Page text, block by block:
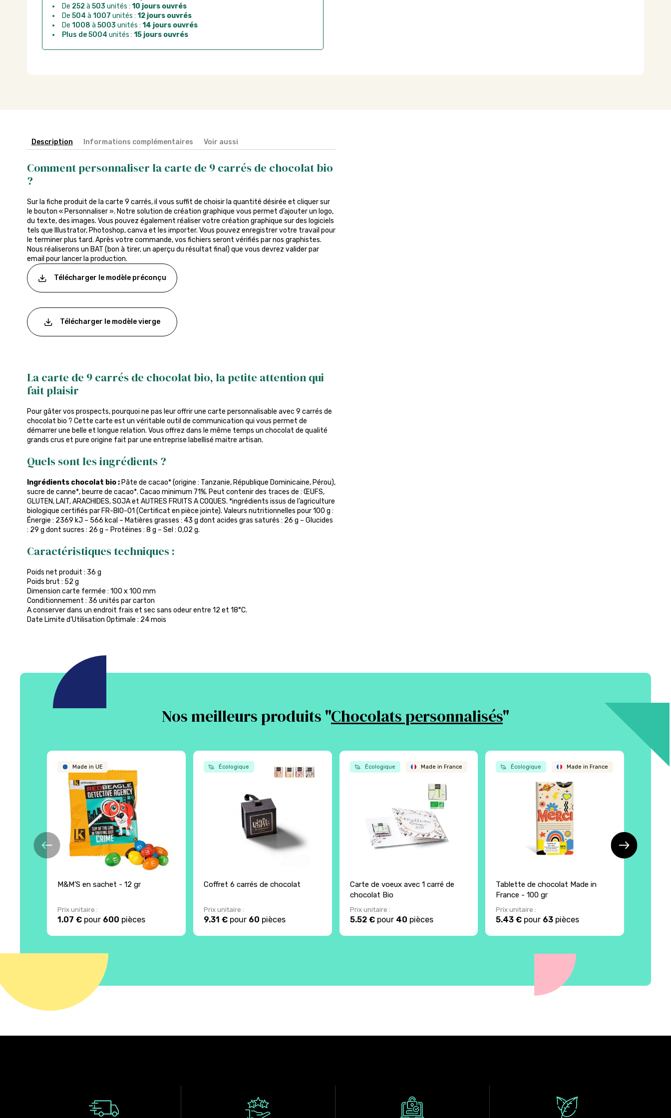
De 252 à 503 unités : 10 jours ouvrés
De 504 à 1007 unités : 12 jours ouvrés
De 1008 à 5003 unités : 14 jours ouvrés
Plus de 5004 unités : 15 jours ouvrés
Description Informations complémentaires Voir aussi
Comment personnaliser la carte de 9 carrés de chocolat bio
?
Sur la fiche produit de la carte 9 carrés, il vous suffit de choisir la quantité désirée et cliquer sur
le bouton « Personnaliser ». Notre solution de création graphique vous permet d’ajouter un logo,
du texte, des images. Vous pouvez également réaliser votre création graphique sur des logiciels
tels que Illustrator, Photoshop, canva et les importer. Vous pouvez enregistrer votre travail pour
le terminer plus tard. Après votre commande, vos fichiers seront vérifiés par nos graphistes.
Nous réaliserons un BAT (bon à tirer, un aperçu du résultat final) que vous devrez valider par
email pour lancer la production.
Télécharger le modèle préconçu
Télécharger le modèle vierge
La carte de 9 carrés de chocolat bio, la petite attention qui
fait plaisir
Pour gâter vos prospects, pourquoi ne pas leur offrir une carte personnalisable avec 9 carrés de
chocolat bio ? Cette carte est un véritable outil de communication qui vous permet de
démarrer une belle et longue relation. Vous offrez dans le même temps un chocolat de qualité
grands crus et pure origine fait par une entreprise labellisé maitre artisan.
Quels sont les ingrédients ?
Ingrédients chocolat bio :Pâte de cacao* (origine : Tanzanie, République Dominicaine, Pérou),
sucre de canne*, beurre de cacao*. Cacao minimum 71%. Peut contenir des traces de : ŒUFS,
GLUTEN, LAIT, ARACHIDES, SOJA et AUTRES FRUITS A COQUES. *ingrédients issus de l’agriculture
biologique certifiés par FR-BIO-01 (Certificat en pièce jointe). Valeurs nutritionnelles pour 100 g :
Énergie : 2369 kJ – 566 kcal – Matières grasses : 43 g dont acides gras saturés : 26 g – Glucides
: 29 g dont sucres : 26 g – Protéines : 8 g – Sel : 0,02 g.
Caractéristiques techniques :
Poids net produit : 36 g
Poids brut : 52 g
Dimension carte fermée : 100 x 100 mm
Conditionnement : 36 unités par carton
A conserver dans un endroit frais et sec sans odeur entre 12 et 18°C.
Date Limite d’Utilisation Optimale : 24 mois
Nos meilleurs produits "Chocolats personnalisés"
Made in UE
M&M’S en sachet - 12 gr
Prix unitaire :
1.07 € pour 600 pièces
Écologique
Coffret 6 carrés de chocolat
Prix unitaire :
9.31 €pour 60 pièces
Écologique Made in France
Carte de voeux avec 1 carré de
chocolat Bio
Prix unitaire :
5.52 €pour 40 pièces
Écologique Made in France
Tablette de chocolat Made in
France - 100 gr
Prix unitaire :
5.43 € pour 63 pièces